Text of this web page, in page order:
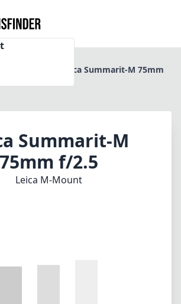
Leica Summarit-M 75mm
Summarit-M
75mm f/2.5
Leica M-Mount